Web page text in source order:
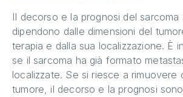
Il decorso e la prognosi del sarcoma
dipendono dalle dimensioni del
terapia e dalla sua localizzazione. È
se il sarcoma ha già formato
localizzate. Se si riesce a rimuovere
tumore, il decorso e la prognosi